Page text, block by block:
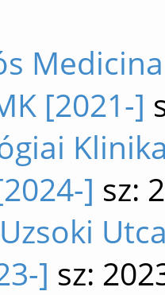
[2021-]
] sz:
] sz: